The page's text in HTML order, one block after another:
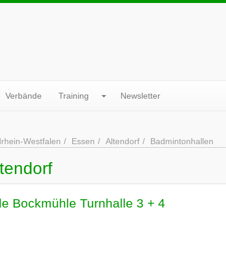
Verbände Training Newsletter
Westfalen Essen Altendorf Badmintonhallen
Bockmühle Turnhalle 3 + 4